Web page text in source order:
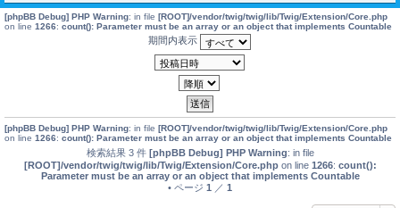
[phpBB Debug] PHP Warning: in file [ROOT]/vendor/twig/twig/lib/Twig/Extension/Core.php
on line 1266: count(): Parameter must be an array or an object that implements Countable
期間内表示
[phpBB Debug] PHP Warning: in file [ROOT]/vendor/twig/twig/lib/Twig/Extension/Core.php
on line 1266: count(): Parameter must be an array or an object that implements Countable
検索結果 3 件 [phpBB Debug] PHP Warning: in file
[ROOT]/vendor/twig/twig/lib/Twig/Extension/Core.phpon line 1266: count():
Parameter must be an array or an object that implements Countable
• ページ 1 ／ 1